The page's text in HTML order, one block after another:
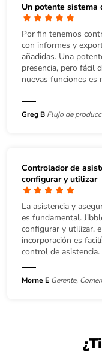
Un potente sistema
Por fin tenemos
con informes y
añadidas. Una
presencia, pero fácil
nuevas funciones es
Greg B Flujo de
Controlador de
configurar y utilizar
La asistencia y
es fundamental.
configurar y utilizar,
incorporación es
control de asistencia.
Morne E Gerente,